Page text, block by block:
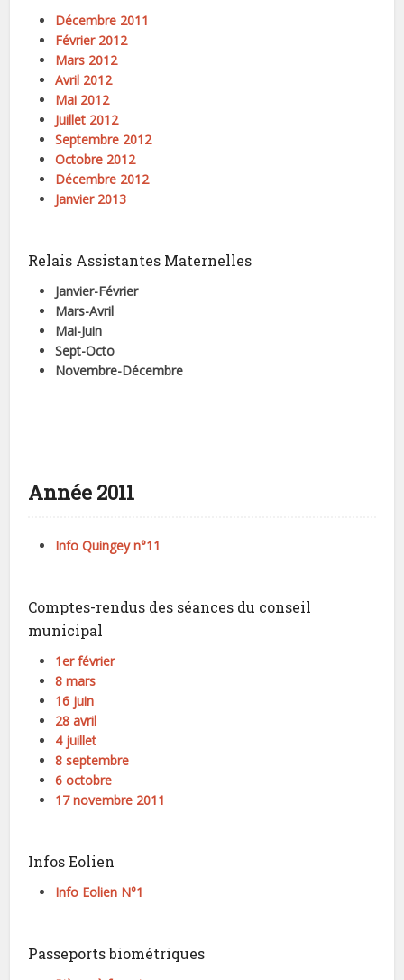
Décembre 2011
Février 2012
Mars 2012
Avril 2012
Mai 2012
Juillet 2012
Septembre 2012
Octobre 2012
Décembre 2012
Janvier 2013
Relais Assistantes Maternelles
Janvier-Février
Mars-Avril
Mai-Juin
Sept-Octo
Novembre-Décembre
Année 2011
Info Quingey n°11
Comptes-rendus des séances du conseil
municipal
1er février
8 mars
16 juin
28 avril
4 juillet
8 septembre
6 octobre
17 novembre 2011
Infos Eolien
Info Eolien N°1
Passeports biométriques